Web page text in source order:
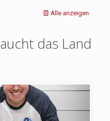
Alle anzeigen
das Land